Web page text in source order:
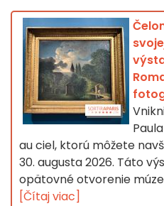
au ciel, ktorú môžete
30. augusta 2026. Táto
opätovné otvorenie
[Čítaj viac]